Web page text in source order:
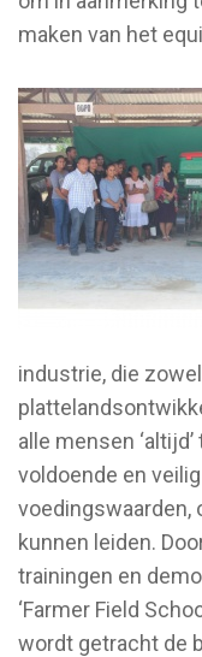
maken van het
industrie, die
alle mensen
voldoende en
voedingswaarden,
kunnen leiden.
trainingen en
‘Farmer Field
wordt getracht de